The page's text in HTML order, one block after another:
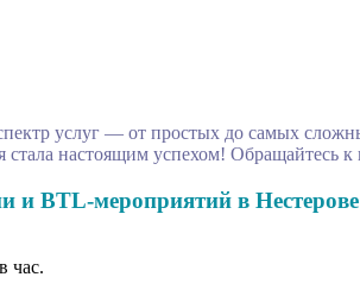
услуг — от простых до самых
настоящим успехом! Обращайтесь
и BTL-мероприятий в
час.